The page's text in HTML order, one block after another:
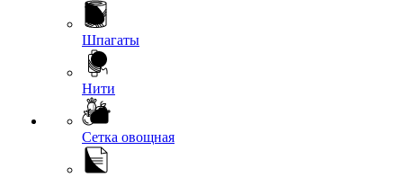
Шпагаты
Нити
Сетка овощная